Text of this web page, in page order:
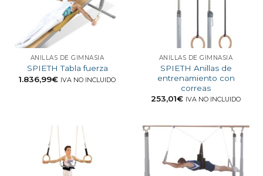
ANILLAS DE GIMNASIA
SPIETH Tabla fuerza
1.836,99€ IVA NO INCLUIDO
ANILLAS DE GIMNASIA
SPIETH Anillas de
entrenamiento con
correas
253,01€ IVA NO INCLUIDO